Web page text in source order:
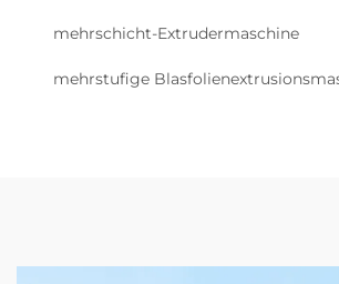
mehrschicht-Extrudermaschine
mehrstufige